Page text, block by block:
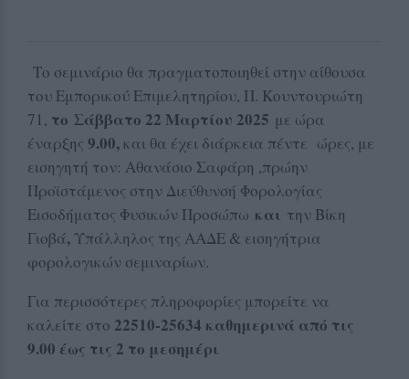
Το σεμινάριο θα πραγματοποιηθεί στην αίθουσα
του Εμπορικού Επιμελητηρίου, Π. Κουντουριώτη
71, το Σάββατο 22 Μαρτίου 2025 με ώρα
έναρξης 9.00, και θα έχει διάρκεια πέντε ώρες, με
εισηγητή τον: Αθανάσιο Σαφάρη ,πρώην
Προϊστάμενος στην Διεύθυνσή Φορολογίας
Εισοδήματος Φυσικών Προσώπω και την Βίκη
Γιοβά,Υπάλληλος της ΑΑΔΕ & εισηγήτρια
φορολογικών σεμιναρίων.
Για περισσότερες πληροφορίες μπορείτε να
καλείτε στο 22510-25634 καθημερινά από τις
9.00 έως τις 2 το μεσημέρι